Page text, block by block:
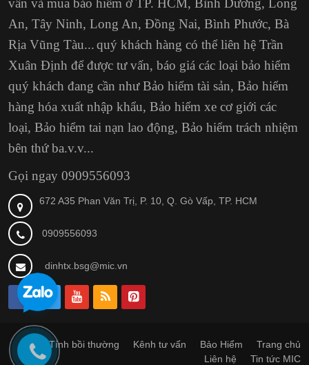
vấn và mua bảo hiểm ở TP. HCM, Bình Dương, Long
An, Tây Ninh, Long An, Đồng Nai, Bình Phước, Bà
Rịa Vũng Tàu...quý khách hàng có thể liên hệ Trần
Xuân Định để được tư vấn, báo giá các loại bảo hiểm
quý khách đang cần như Bảo hiểm tài sản, Bảo hiểm
hàng hóa xuất nhập khẩu, Bảo hiểm xe cơ giới các
loại, Bảo hiểm tai nạn lao động, Bảo hiểm trách nhiệm
bên thứ ba.v.v...
Gọi ngay 0909556093
672 A35 Phan Văn Trị, P. 10, Q. Gò Vấp, TP. HCM
0909556093
dinhtx.bsg@mic.vn
Trang chủ
Bảo Hiểm
Kênh tư vấn
Tính bồi thường
Tin tức MIC
Liên hệ